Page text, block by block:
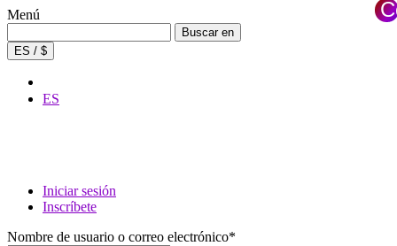
Menú
Buscar en
ES / $
ES
Iniciar sesión
Inscríbete
Nombre de usuario o correo electrónico*